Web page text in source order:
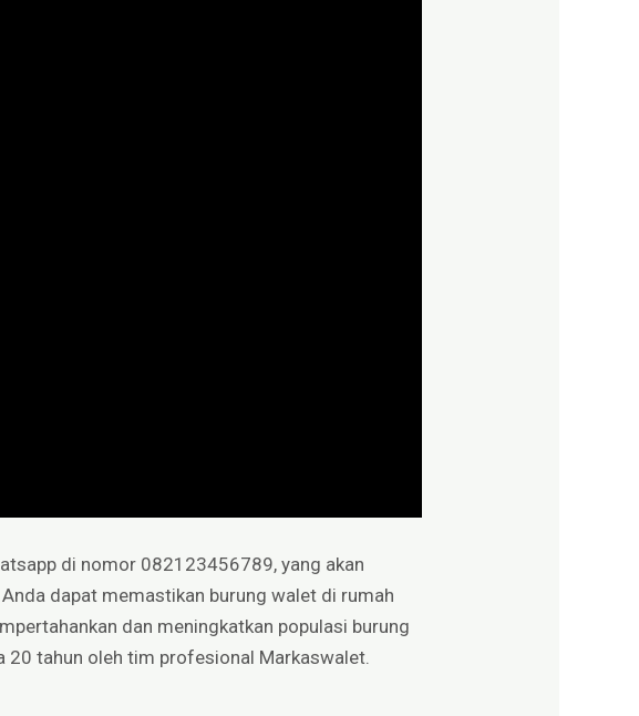
di nomor 082123456789, yang akan
dapat memastikan burung walet di rumah
dan meningkatkan populasi burung
20 tahun oleh tim profesional Markaswalet.